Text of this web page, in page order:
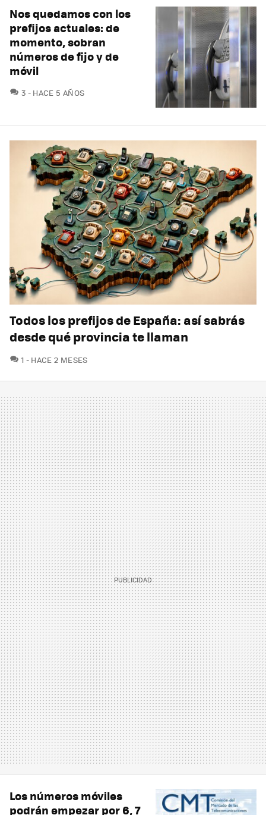
Nos quedamos con los
prefijos actuales: de
momento, sobran
números de fijo y de
móvil
3 COMENTARIOS
HACE 5 AÑOS
Todos los prefijos de España: así sabrás
desde qué provincia te llaman
1 COMENTARIOS
HACE 2 MESES
Los números móviles
podrán empezar por 6, 7